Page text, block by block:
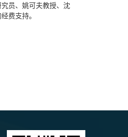
员、姚可夫教授、沈
费支持。